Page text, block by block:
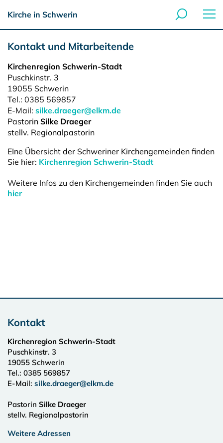
Kirche in Schwerin
Kontakt und Mitarbeitende
Kirchenregion Schwerin-Stadt
Puschkinstr. 3
19055 Schwerin
Tel.: 0385 569857
E-Mail: silke.draeger@elkm.de
Pastorin Silke Draeger
stellv. Regionalpastorin
EIne Übersicht der Schweriner Kirchengemeinden finden
Sie hier: Kirchenregion Schwerin-Stadt
Weitere Infos zu den Kirchengemeinden finden Sie auch
hier
Kontakt
Kirchenregion Schwerin-Stadt
Puschkinstr. 3
19055 Schwerin
Tel.: 0385 569857
E-Mail: silke.draeger@elkm.de
Pastorin Silke Draeger
stellv. Regionalpastorin
Weitere Adressen